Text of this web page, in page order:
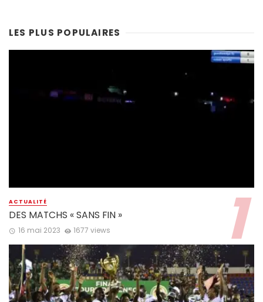
LES PLUS POPULAIRES
ACTUALITÉ
DES MATCHS « SANS FIN »
16 mai 2023 1677 views